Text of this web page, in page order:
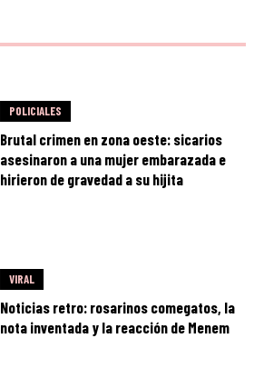
POLICIALES
Brutal crimen en zona oeste: sicarios
asesinaron a una mujer embarazada e
hirieron de gravedad a su hijita
VIRAL
Noticias retro: rosarinos comegatos, la
nota inventada y la reacción de Menem